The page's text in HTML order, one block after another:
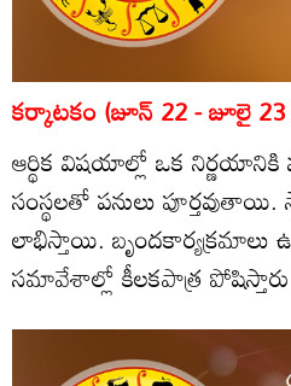
కర్కాటకం (జూన్‌ 22 - జూలై
ఆర్థిక విషయాల్లో ఒక నిర్ణయానికి
సంస్థలతో పనులు
లాభిస్తాయి. బృందకార్యక్రమాలు
సమావేశాల్లో కీలకపాత్ర